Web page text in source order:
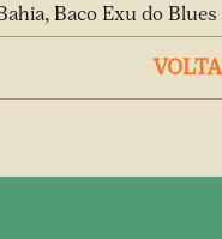
Baco Exu do